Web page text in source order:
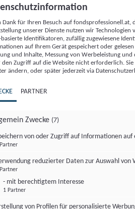
Inhalte, Messung von Werbeleistung
sowie Zielgruppenforschung.
Online-Kennungen (z. B. login-
generierte Kennungen,
können zusammen mit anderen
und Browserinformationen,
Technologien usw.) auf
von dort ausgelesen werden, um es
wenn es eine App oder einer Webseite
oder mehrere der hier aufgeführten
Dank für Ihren Besuch auf
unserer Dienste nutzen wir Technologien
basierte Identifikatoren, zufällig zugewiesene
auf Ihrem Gerät gespeichert oder
und Inhalte, Messung von Werbeleistung
den Zugriff auf die Website nicht erforderlich.
ändern, oder später jederzeit via
PARTNER
Zwecke (7)
von oder Zugriff auf Informationen auf
reduzierter Daten zur Auswahl von
- mit berechtigtem Interesse
1 Partner
von Profilen für personalisierte